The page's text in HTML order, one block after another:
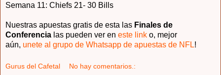
Semana 11: Chiefs 21- 30 Bills
Nuestras apuestas gratis de esta las Finales de
Conferencia las pueden ver en este link o, mejor
aún, unete al grupo de Whatsapp de apuestas de NFL!
Gurus del Cafetal No hay comentarios.: